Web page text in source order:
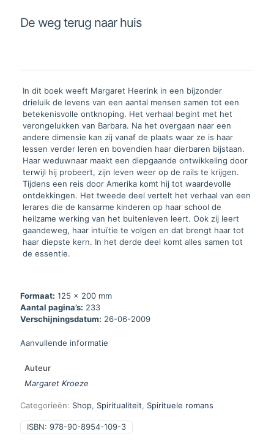
aantal
De weg terug naar huis
In dit boek weeft Margaret Heerink in een bijzonder
drieluik de levens van een aantal mensen samen tot een
betekenisvolle ontknoping. Het verhaal begint met het
verongelukken van Barbara. Na het overgaan naar een
andere dimensie kan zij vanaf de plaats waar ze is haar
lessen verder leren en bovendien haar dierbaren bijstaan.
Haar weduwnaar maakt een diepgaande ontwikkeling door
terwijl hij probeert, zijn leven weer op de rails te krijgen.
Tijdens een reis door Amerika komt hij tot waardevolle
ontdekkingen. Het tweede deel vertelt het verhaal van een
lerares die de kansarme kinderen op haar school de
heilzame werking van het buitenleven leert. Ook zij leert
gaandeweg, haar intuïtie te volgen en dat brengt haar tot
haar diepste kern. In het derde deel komt alles samen tot
de essentie.
Formaat: 125 x 200 mm
Aantal pagina’s: 233
Verschijningsdatum: 26-06-2009
Aanvullende informatie
Auteur
Margaret Kroeze
Categorieën: Shop, Spiritualiteit, Spirituele romans
ISBN: 978-90-8954-109-3